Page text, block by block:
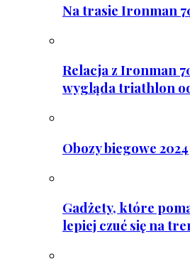
Na trasie Ironman
Relacja z Ironman
wygląda triathlon
Obozy biegowe 2024
Gadżety, które
lepiej czuć się na